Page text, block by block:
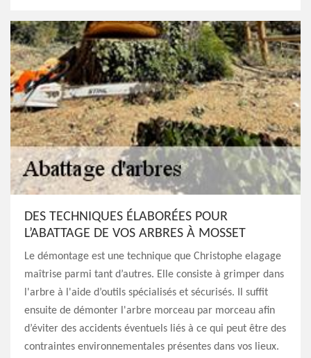
DES TECHNIQUES ÉLABORÉES POUR
L’ABATTAGE DE VOS ARBRES À MOSSET
Le démontage est une technique que Christophe elagage
maîtrise parmi tant d’autres. Elle consiste à grimper dans
l'arbre à l'aide d’outils spécialisés et sécurisés. Il suffit
ensuite de démonter l'arbre morceau par morceau afin
d’éviter des accidents éventuels liés à ce qui peut être des
contraintes environnementales présentes dans vos lieux.